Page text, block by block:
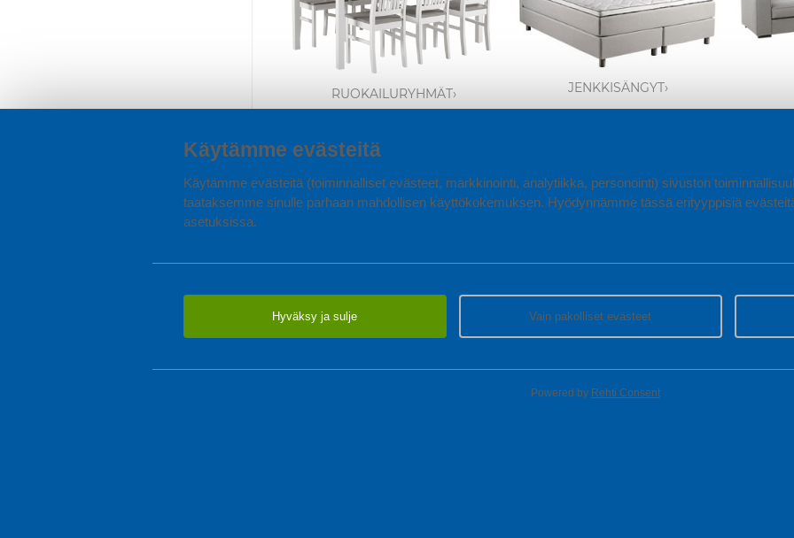
Käytämme evästeitä
Käytämme evästeitä (toiminnalliset evästeet, markkinointi, analytiikka, personointi) sivuston
taataksemme sinulle parhaan mahdollisen käyttökokemuksen. Hyödynnämme tässä erityyppisiä
asetuksissa.
Hyväksy ja sulje Vain pakolliset evästeet
Powered by Rehti Consent
RUOKAILURYHMÄT› JENKKISÄNGYT›